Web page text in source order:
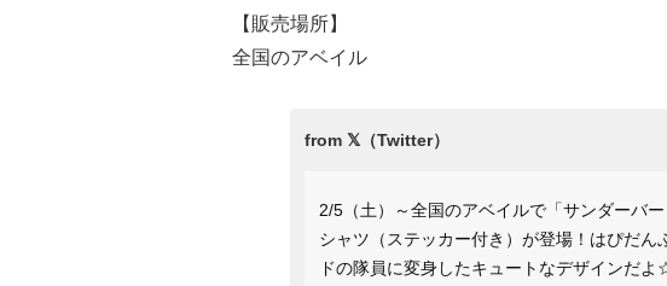
【販売場所】
全国のアベイル
2/5（土）～全国のアベイルで「サンダーバ
シャツ（ステッカー付き）が登場！はぴだん
ドの隊員に変身したキュートなデザインだよ